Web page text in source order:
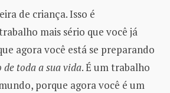
de criança. Isso é
mais sério que você já
agora você está se preparando
toda a sua vida. É um trabalho
porque agora você é um